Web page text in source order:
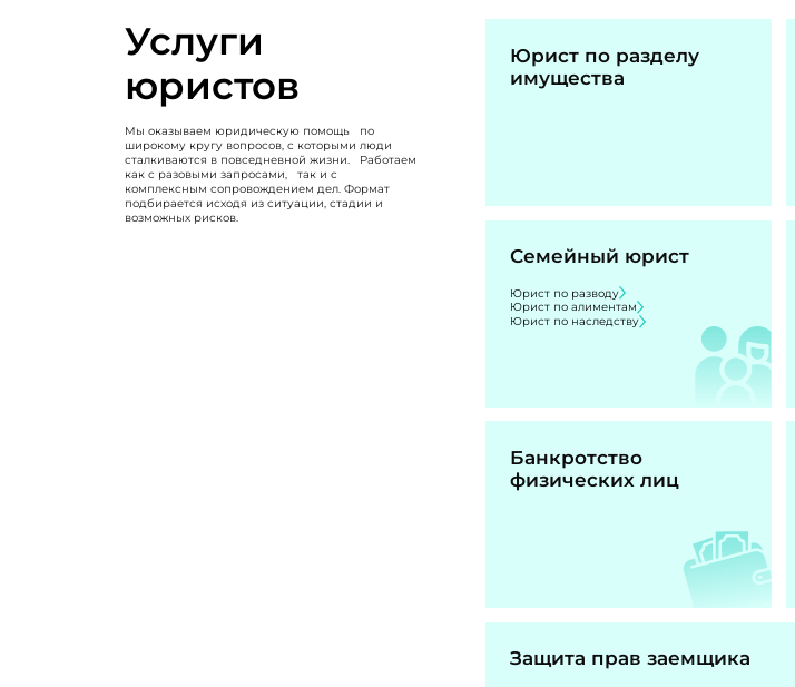
Услуги
юристов
Мы оказываем юридическую помощь по
широкому кругу вопросов, с которыми люди
сталкиваются в повседневной жизни. Работаем
как с разовыми запросами, так и с
комплексным сопровождением дел. Формат
подбирается исходя из ситуации, стадии и
возможных рисков.
Юрист по разделу
имущества
Семейный юрист
Юрист по разводу
Юрист по алиментам
Юрист по наследству
Банкротство
физических лиц
Защита прав заемщика